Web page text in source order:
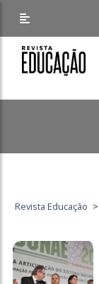
Revista Educação >